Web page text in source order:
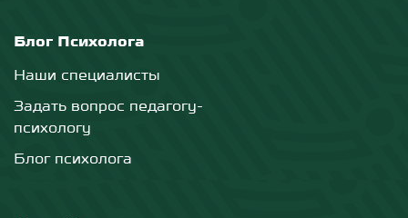
Блог Психолога
Наши специалисты
Задать вопрос педагогу-
психологу
Блог психолога